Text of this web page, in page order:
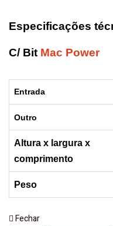
Especificações
C/ Bit Mac Power
Entrada
Outro
Altura x largura x
comprimento
Peso
Fechar